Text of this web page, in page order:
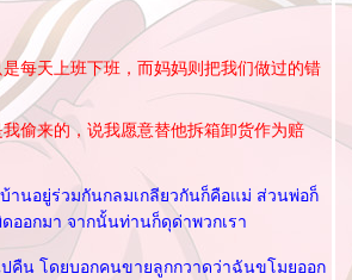
每天上班下班，而妈妈则把我们做过的错
偷来的，说我愿意替他拆箱卸货作为赔
านอยู่ร่วมกันกลมเกลียวกันก็คือแม่ ส่วนพ่อก็
ออกมา จากนั้นท่านก็ดุด่าพวกเรา
คืน โดยบอกคนขายลูกกวาดว่าฉันขโมยออก